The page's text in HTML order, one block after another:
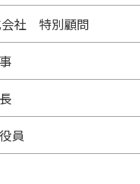
会社 特別顧問
員